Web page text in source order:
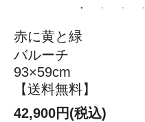
赤に黄と緑
バルーチ
93×59cm
【送料無料】
42,900円(税込)